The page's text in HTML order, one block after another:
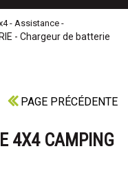
- Assistance -
- Chargeur de batterie
PAGE PRÉCÉDENTE
4X4 CAMPING